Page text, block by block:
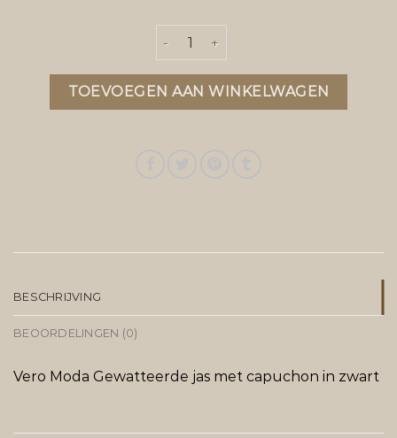
zwarte jas aantal
TOEVOEGEN AAN WINKELWAGEN
BESCHRIJVING
BEOORDELINGEN (0)
Vero Moda Gewatteerde jas met capuchon in zwart